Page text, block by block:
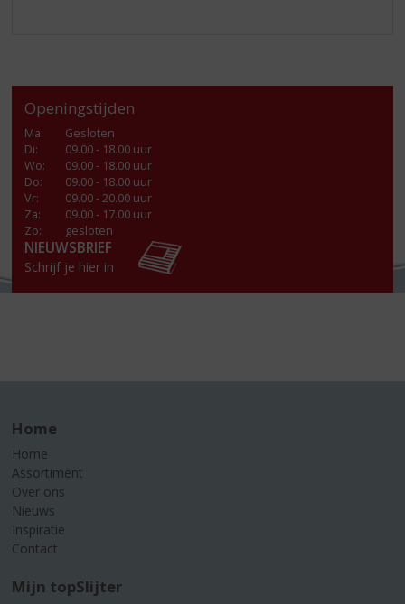
Openingstijden
Ma:
Gesloten
Di:
09.00 - 18.00 uur
Wo:
09.00 - 18.00 uur
Do:
09.00 - 18.00 uur
Vr:
09.00 - 20.00 uur
Za:
09.00 - 17.00 uur
Zo:
gesloten
NIEUWSBRIEF
Schrijf je hier in
Home
Home
Assortiment
Over ons
Nieuws
Inspiratie
Contact
Mijn topSlijter